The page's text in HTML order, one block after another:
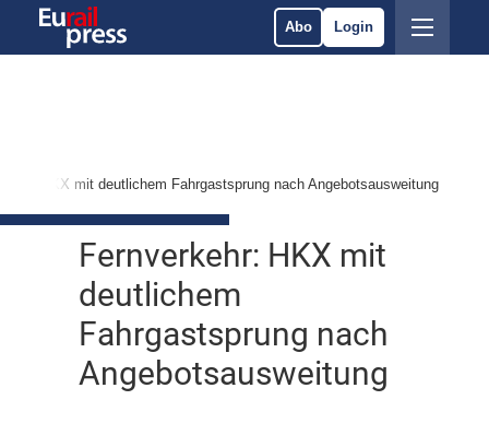
Abo Login
HKX mit deutlichem Fahrgastsprung nach Angebotsausweitung
Fernverkehr: HKX mit
deutlichem
Fahrgastsprung nach
Angebotsausweitung